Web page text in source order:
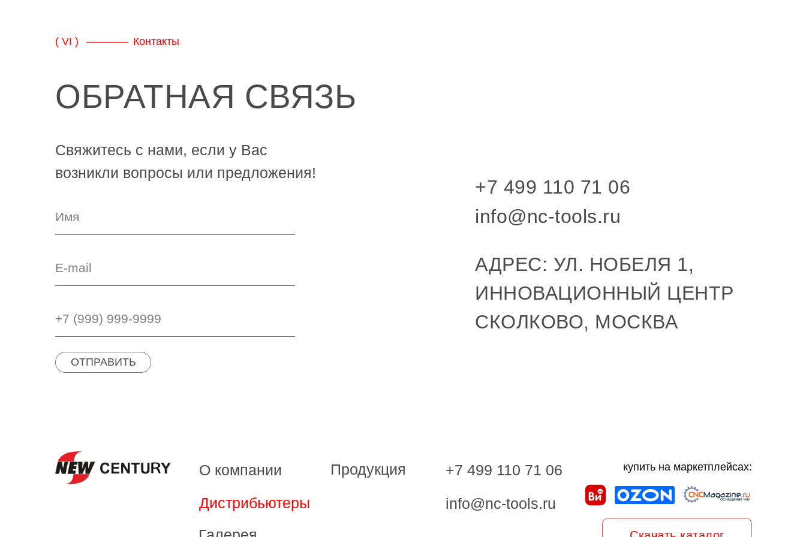
ОБРАТНАЯ СВЯЗЬ
Свяжитесь с нами, если у Вас
возникли вопросы или предложения!
+7 499 110 71 06
info@nc-tools.ru
АДРЕС: УЛ. НОБЕЛЯ 1,
ИННОВАЦИОННЫЙ ЦЕНТР
СКОЛКОВО, МОСКВА
ОТПРАВИТЬ
( VI ) Контакты
+7 499 110 71 06
info@nc-tools.ru
О компании Продукция
Дистрибьютеры
купить на маркетплейсах: